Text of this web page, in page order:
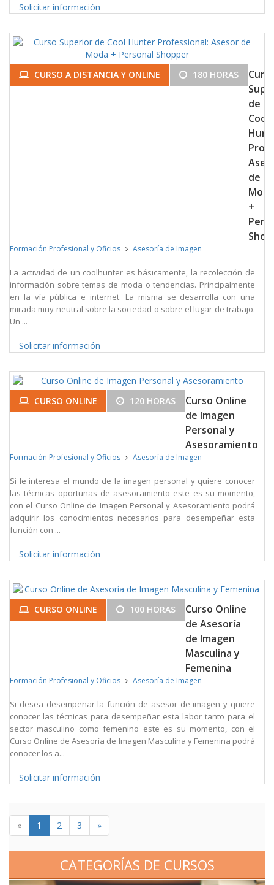
Solicitar información
CURSO A DISTANCIA Y ONLINE 180 HORAS
de
Cool
de
Moda
+
Formación Profesional y Oficios Asesoría de Imagen
La actividad de un coolhunter es básicamente, la recolección de
información sobre temas de moda o tendencias. Principalmente
en la vía pública e internet. La misma se desarrolla con una
mirada muy neutral sobre la sociedad o sobre el lugar de trabajo.
Un ...
Solicitar información
CURSO ONLINE 120 HORAS
Curso Online
de Imagen
Personal y
Asesoramiento
Formación Profesional y Oficios Asesoría de Imagen
Si le interesa el mundo de la imagen personal y quiere conocer
las técnicas oportunas de asesoramiento este es su momento,
con el Curso Online de Imagen Personal y Asesoramiento podrá
adquirir los conocimientos necesarios para desempeñar esta
función con ...
Solicitar información
CURSO ONLINE 100 HORAS
Curso Online
de Asesoría
de Imagen
Masculina y
Femenina
Formación Profesional y Oficios Asesoría de Imagen
Si desea desempeñar la función de asesor de imagen y quiere
conocer las técnicas para desempeñar esta labor tanto para el
sector masculino como femenino este es su momento, con el
Curso Online de Asesoría de Imagen Masculina y Femenina podrá
conocer los a...
Solicitar información
« 1 2 3 »
CATEGORÍAS DE CURSOS